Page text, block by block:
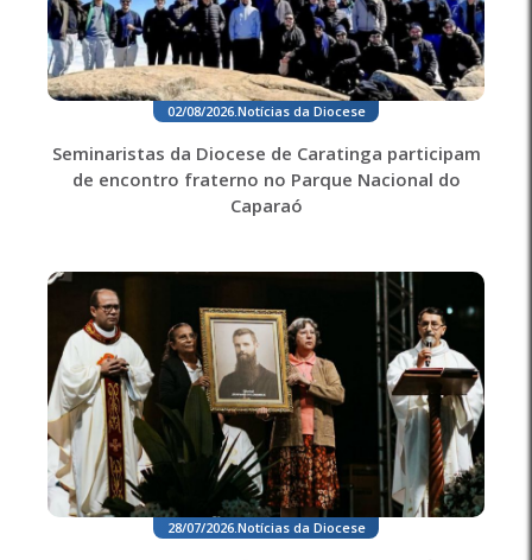
02/08/2026.Notícias da Diocese
Seminaristas da Diocese de Caratinga participam
de encontro fraterno no Parque Nacional do
Caparaó
28/07/2026. Notícias da Diocese